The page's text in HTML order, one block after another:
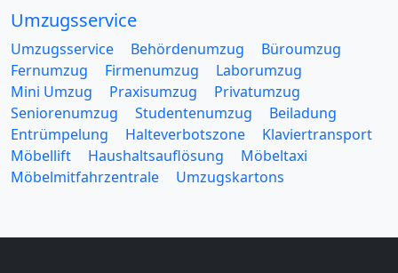
Umzugsservice
Umzugsservice Behördenumzug
Büroumzug
Fernumzug
Firmenumzug
Laborumzug
Mini Umzug
Praxisumzug
Privatumzug
Seniorenumzug
Studentenumzug
Beiladung
Entrümpelung
Halteverbotszone
Klaviertransport
Möbellift
Haushaltsauflösung
Möbeltaxi
Möbelmitfahrzentrale
Umzugskartons